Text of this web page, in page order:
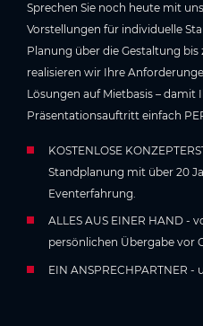
Sprechen Sie noch heute mit
Vorstellungen für individuelle
Planung über die Gestaltung
realisieren wir Ihre
Lösungen auf Mietbasis – damit
Präsentationsauftritt einfach
KOSTENLOSE
Standplanung mit über 20
Eventerfahrung.
ALLES AUS EINER HAND -
persönlichen Übergabe vor
EIN ANSPRECHPARTNER